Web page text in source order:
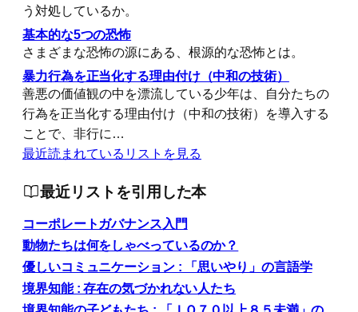
う対処しているか。
基本的な5つの恐怖
さまざまな恐怖の源にある、根源的な恐怖とは。
暴力行為を正当化する理由付け（中和の技術）
善悪の価値観の中を漂流している少年は、自分たちの
行為を正当化する理由付け（中和の技術）を導入する
ことで、非行に…
最近読まれているリストを見る
最近リストを引用した本
コーポレートガバナンス入門
動物たちは何をしゃべっているのか？
優しいコミュニケーション : 「思いやり」の言語学
境界知能 : 存在の気づかれない人たち